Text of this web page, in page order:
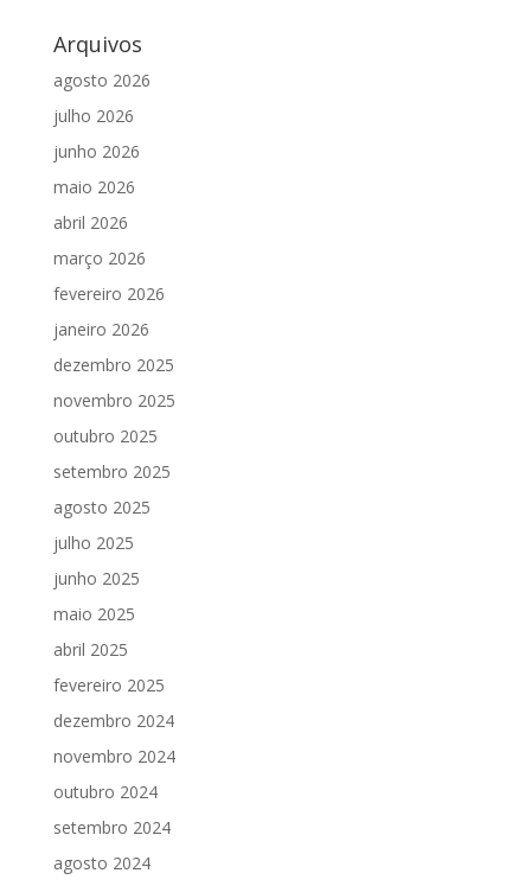
Arquivos
agosto 2026
julho 2026
junho 2026
maio 2026
abril 2026
março 2026
fevereiro 2026
janeiro 2026
dezembro 2025
novembro 2025
outubro 2025
setembro 2025
agosto 2025
julho 2025
junho 2025
maio 2025
abril 2025
fevereiro 2025
dezembro 2024
novembro 2024
outubro 2024
setembro 2024
agosto 2024